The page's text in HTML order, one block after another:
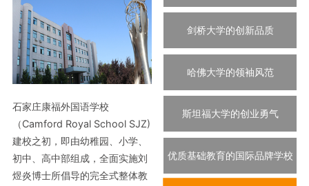
石家庄康福外国语学校
（Camford Royal School SJZ)
建校之初，即由幼稚园、小学、
初中、高中部组成，全面实施刘
煜炎博士所倡导的完全式整体教
剑桥大学的创新品质
哈佛大学的领袖风范
斯坦福大学的创业勇气
优质基础教育的国际品牌学校